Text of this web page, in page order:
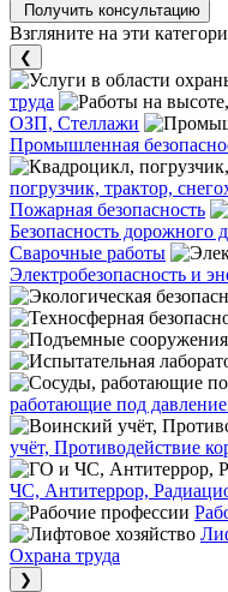
Получить консультацию
Взгляните на эти
❮
труда
ОЗП, Стеллажи
Промышленная
погрузчик, трактор,
Пожарная безопасность
Безопасность дорожного
Сварочные работы
Электробезопасность и
работающие под
учёт, Противодействие
ЧС, Антитеррор,
Охрана труда
❯